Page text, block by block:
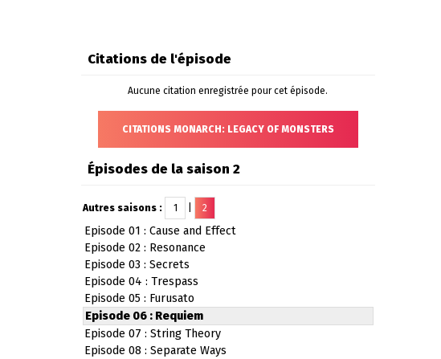
Citations de l'épisode
Aucune citation enregistrée pour cet épisode.
CITATIONS MONARCH: LEGACY OF MONSTERS
Épisodes de la saison 2
Autres saisons : 1 2
Episode 01 : Cause and Effect
Episode 02 : Resonance
Episode 03 : Secrets
Episode 04 : Trespass
Episode 05 : Furusato
Episode 06 : Requiem
Episode 07 : String Theory
Episode 08 : Separate Ways